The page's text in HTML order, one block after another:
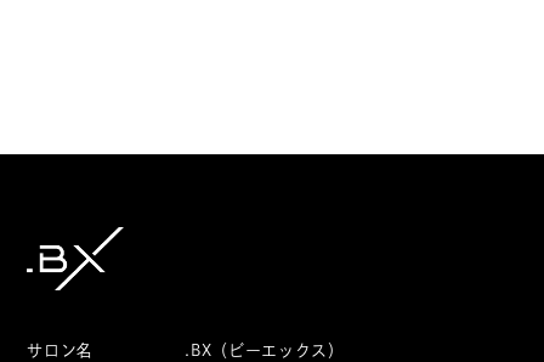
サロン名 .BX（ビーエックス）